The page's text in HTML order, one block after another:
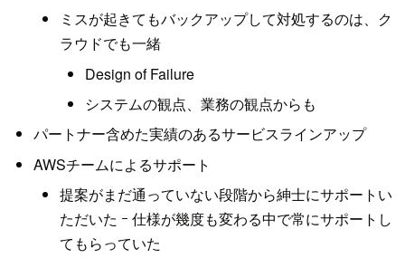
ミスが起きてもバックアップして対処するのは、ク
ラウドでも一緒
Design of Failure
システムの観点、業務の観点からも
パートナー含めた実績のあるサービスラインアップ
AWSチームによるサポート
提案がまだ通っていない段階から紳士にサポートい
ただいた ｰ 仕様が幾度も変わる中で常にサポートし
てもらっていた